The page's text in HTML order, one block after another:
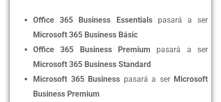
Office 365 Business Essentialspasará a ser
Microsoft 365 Business Básic
Office 365 Business Premium pasará a ser
Microsoft 365 Business Standard
Microsoft 365 Business pasará a ser Microsoft
Business Premium